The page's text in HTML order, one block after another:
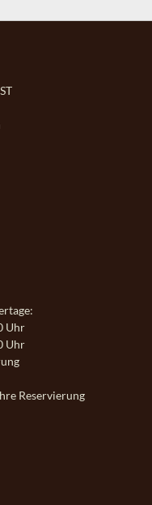
Uhr
Uhr
Reservierung